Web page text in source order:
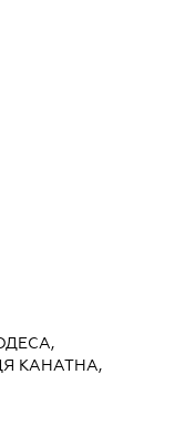
КАНАТНА,